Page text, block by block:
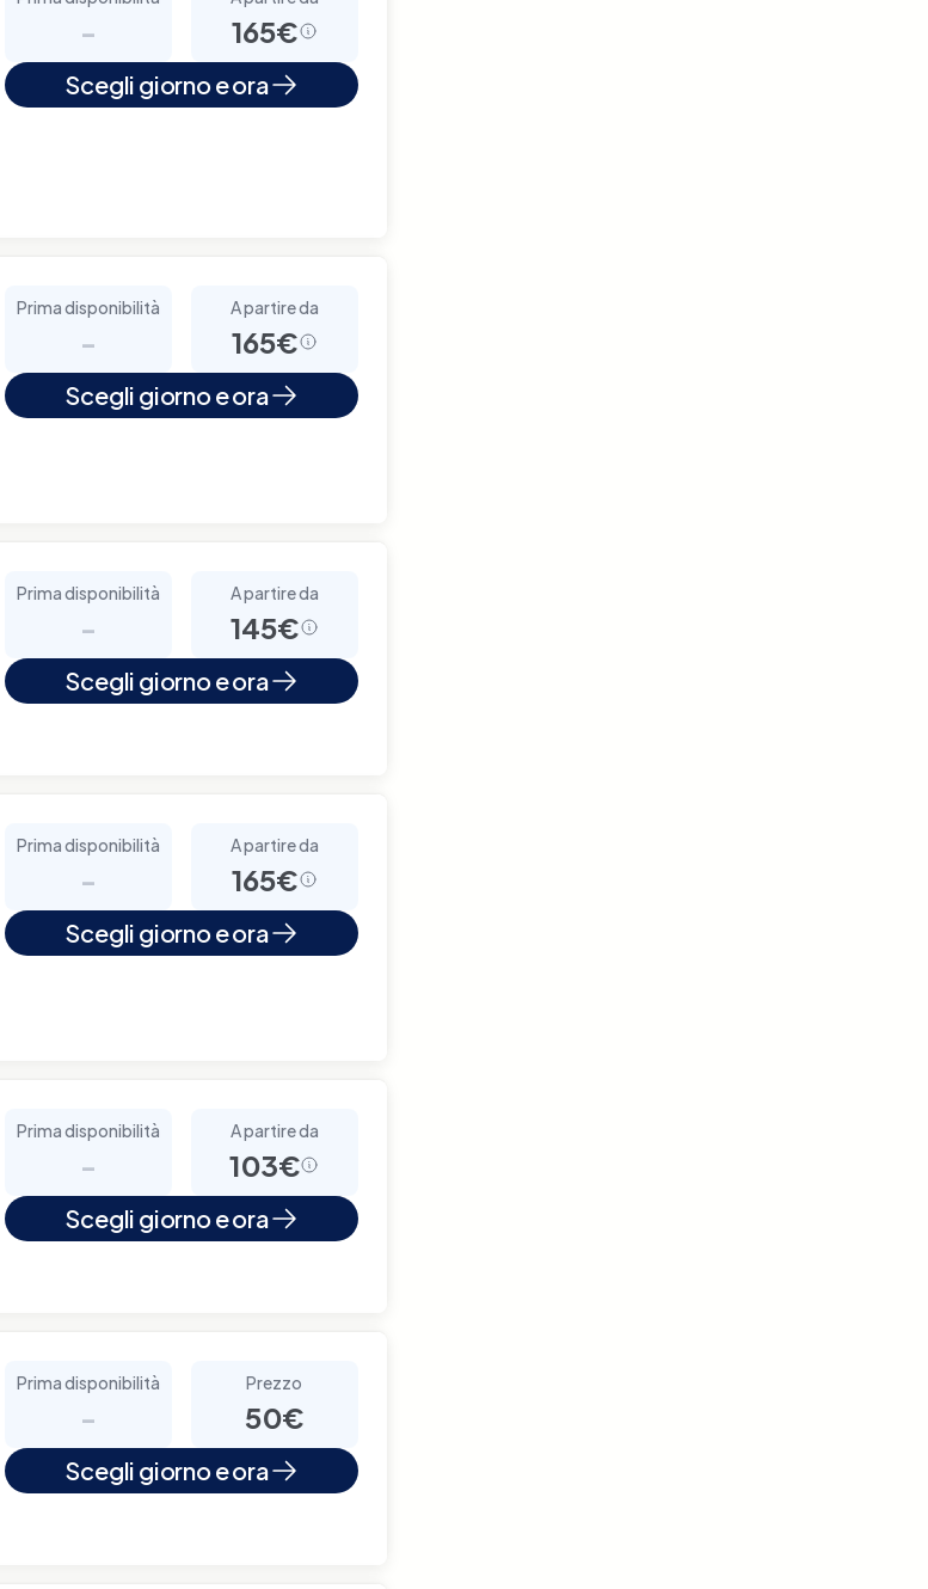
- 165€
Scegli giorno e ora
Prima disponibilità
-
A partire da
165€
Scegli giorno e ora
Prima disponibilità
-
A partire da
145€
Scegli giorno e ora
Prima disponibilità
-
A partire da
165€
Scegli giorno e ora
Prima disponibilità
-
A partire da
103€
Scegli giorno e ora
Prima disponibilità
-
Prezzo
50€
Scegli giorno e ora